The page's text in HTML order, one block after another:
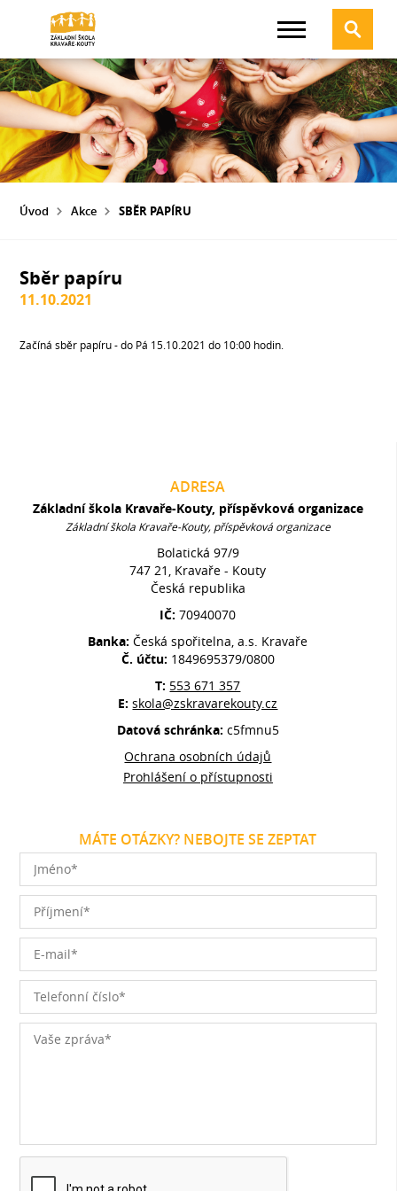
Úvod Akce SBĚR PAPÍRU
Sběr papíru
11.10.2021
Začíná sběr papíru - do Pá 15.10.2021 do 10:00 hodin.
ADRESA
Základní škola Kravaře-Kouty, příspěvková organizace
Základní škola Kravaře-Kouty, příspěvková organizace
Bolatická 97/9
747 21, Kravaře - Kouty
Česká republika
IČ:70940070
Banka:Česká spořitelna, a.s. Kravaře
Č. účtu: 1849695379/0800
T: 553 671 357
E:skola@zskravarekouty.cz
Datová schránka: c5fmnu5
Ochrana osobních údajů
Prohlášení o přístupnosti
MÁTE OTÁZKY? NEBOJTE SE ZEPTAT